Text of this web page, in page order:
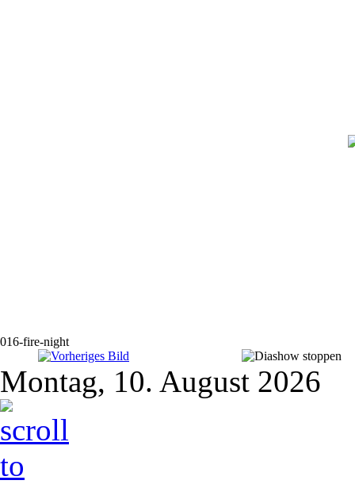
016-fire-night
Montag, 10. August 2026